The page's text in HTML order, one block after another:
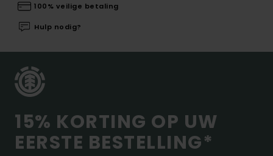
100% veilige betaling
Hulp nodig?
15% KORTING OP UW
EERSTE BESTELLING*